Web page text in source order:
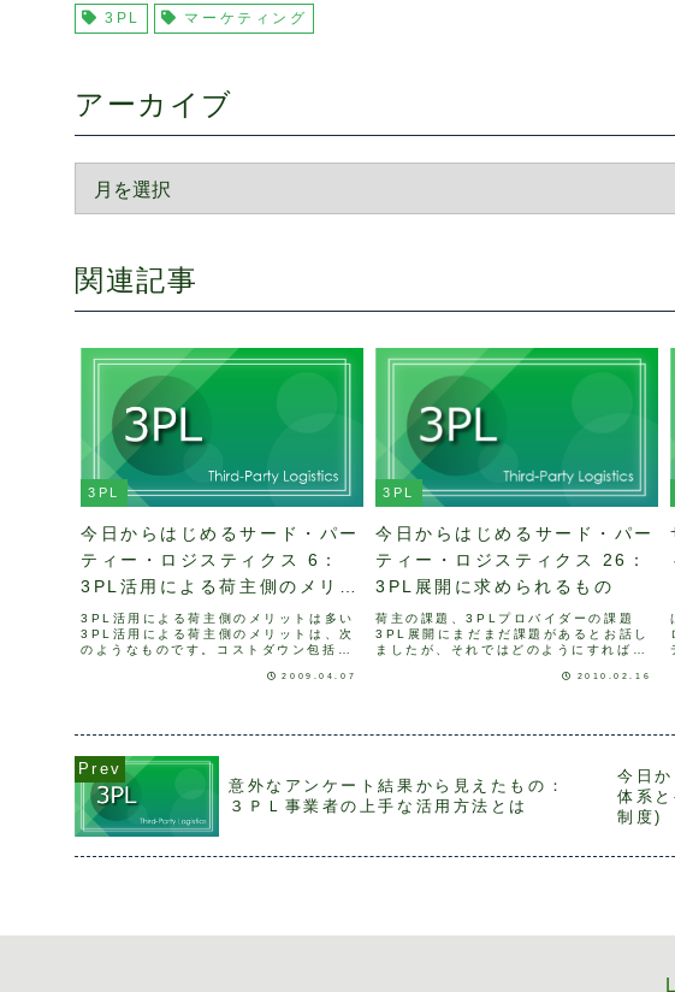
3PL マーケティング
アーカイブ
関連記事
3PL
今日からはじめるサード・パー
ティー・ロジスティクス 6：
3PL活用による荷主側のメリッ
ト
3PL活用による荷主側のメリットは多い
3PL活用による荷主側のメリットは、次
のようなものです。コストダウン包括的
による間接費削減ロジスティクスの高度
2009.04.07
3PL
今日からはじめるサード・パー
ティー・ロジスティクス 26：
3PL展開に求められるもの
荷主の課題、3PLプロバイダーの課題
3PL展開にまだまだ課題があるとお話し
ましたが、それではどのようにすればよ
す。ロジスティクスは経営そのもので
2010.02.16
意外なアンケート結果から見えたもの：
３ＰＬ事業者の上手な活用方法とは
今日
体系
制度)